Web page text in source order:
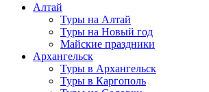
Алтай
Туры на Алтай
Туры на Новый год
Майские праздники
Архангельск
Туры в Архангельск
Туры в Каргополь